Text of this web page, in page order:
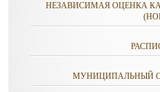
НЕЗАВИСИМАЯ ОЦЕНКА
МУНИЦИПАЛЬНЫЙ